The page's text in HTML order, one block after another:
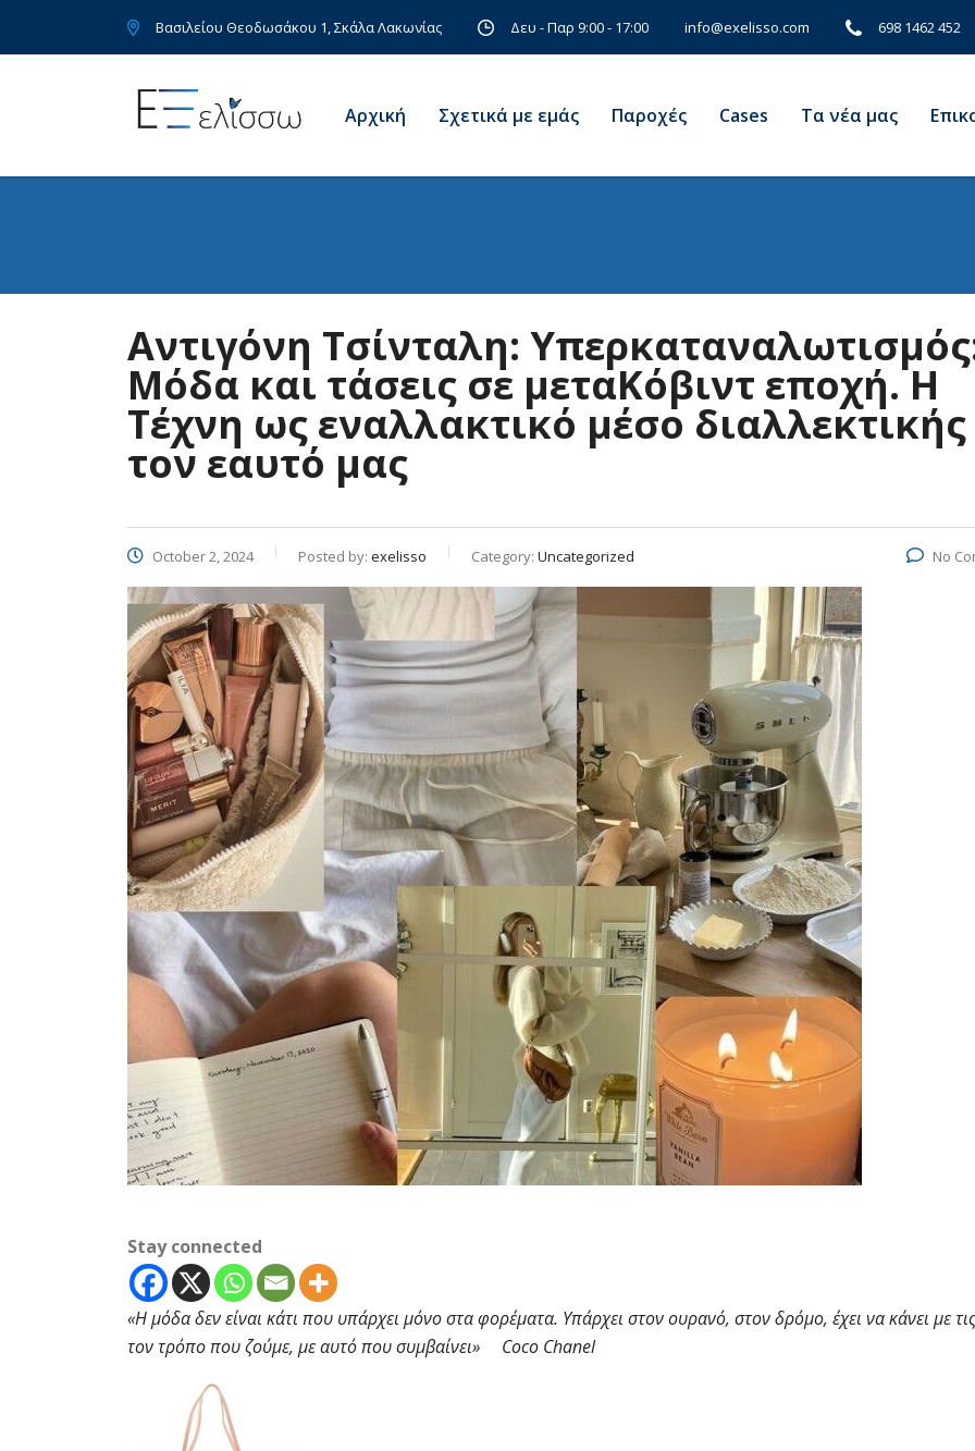
Bασιλείου Θεοδωσάκου 1, Σκάλα Λακωνίας Δευ - Παρ 9:00 - 17:00 info@exelisso.com 698 1462 452
Αρχική Σχετικά με εμάς Παροχές Cases Τα νέα μας
Αντιγόνη Τσίνταλη:
Μόδα και τάσεις σε μεταΚόβιντ εποχή. Η
Τέχνη ως εναλλακτικό μέσο διαλλεκτικής
τον εαυτό μας
October 2, 2024 Posted by: exelisso Category: Uncategorized No
Stay connected
«Η μόδα δεν είναι κάτι που υπάρχει μόνο στα φορέματα. Υπάρχει στον ουρανό, στον δρόμο, έχει να κάνει με τις
τον τρόπο που ζούμε, με αυτό που συμβαίνει» Coco Chanel